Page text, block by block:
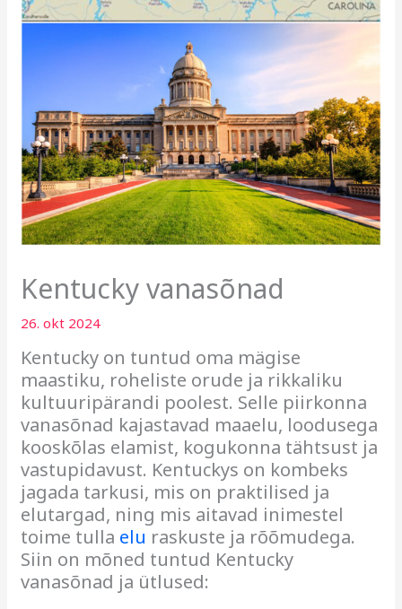
Kentucky vanasõnad
26. okt 2024
Kentucky on tuntud oma mägise
maastiku, roheliste orude ja rikkaliku
kultuuripärandi poolest. Selle piirkonna
vanasõnad kajastavad maaelu, loodusega
kooskõlas elamist, kogukonna tähtsust ja
vastupidavust. Kentuckys on kombeks
jagada tarkusi, mis on praktilised ja
elutargad, ning mis aitavad inimestel
toime tulla elu raskuste ja rõõmudega.
Siin on mõned tuntud Kentucky
vanasõnad ja ütlused: